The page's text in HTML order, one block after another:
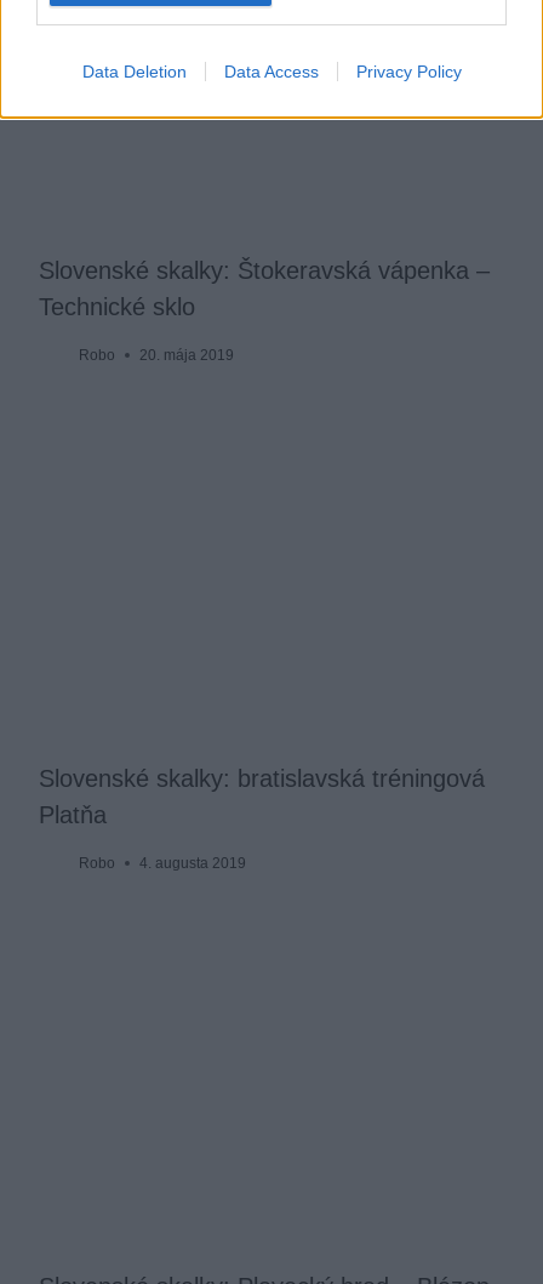
Data Deletion Data Access Privacy Policy
Slovenské skalky: Štokeravská vápenka –
Technické sklo
Robo 20. mája 2019
Slovenské skalky: bratislavská tréningová
Platňa
Robo 4. augusta 2019